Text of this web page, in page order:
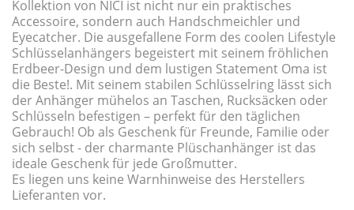
Kollektion von NICI ist nicht nur ein praktisches
Accessoire, sondern auch Handschmeichler und
Eyecatcher. Die ausgefallene Form des coolen Lifestyle
Schlüsselanhängers begeistert mit seinem fröhlichen
Erdbeer-Design und dem lustigen Statement Oma ist
die Beste!. Mit seinem stabilen Schlüsselring lässt sich
der Anhänger mühelos an Taschen, Rucksäcken oder
Schlüsseln befestigen – perfekt für den täglichen
Gebrauch! Ob als Geschenk für Freunde, Familie oder
sich selbst - der charmante Plüschanhänger ist das
ideale Geschenk für jede Großmutter.
Es liegen uns keine Warnhinweise des Herstellers
Lieferanten vor.